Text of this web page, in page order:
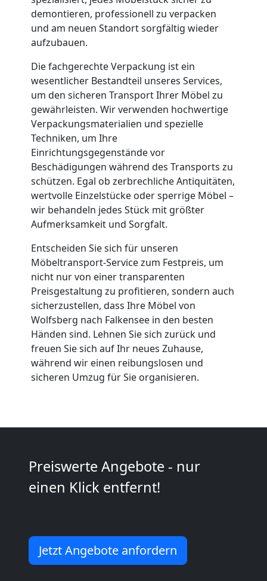
demontieren, professionell zu verpacken
und am neuen Standort sorgfältig wieder
aufzubauen.
Die fachgerechte Verpackung ist ein
wesentlicher Bestandteil unseres Services,
um den sicheren Transport Ihrer Möbel zu
gewährleisten. Wir verwenden hochwertige
Verpackungsmaterialien und spezielle
Techniken, um Ihre
Einrichtungsgegenstände vor
Beschädigungen während des Transports zu
schützen. Egal ob zerbrechliche Antiquitäten,
wertvolle Einzelstücke oder sperrige Möbel –
wir behandeln jedes Stück mit größter
Aufmerksamkeit und Sorgfalt.
Entscheiden Sie sich für unseren
Möbeltransport-Service zum Festpreis, um
nicht nur von einer transparenten
Preisgestaltung zu profitieren, sondern auch
sicherzustellen, dass Ihre Möbel von
Wolfsberg nach Falkensee in den besten
Händen sind. Lehnen Sie sich zurück und
freuen Sie sich auf Ihr neues Zuhause,
während wir einen reibungslosen und
sicheren Umzug für Sie organisieren.
Preiswerte Angebote - nur
einen Klick entfernt!
Jetzt Angebote anfordern
Lagerung
Wolfsberg
Full-
Service-
Umzug
Wolfsberg
Qualitäts-
Umzüge
Wolfsberg
Vereinsumzug
Wolfsberg
Möbeltransport
National
Möbeltransport
International